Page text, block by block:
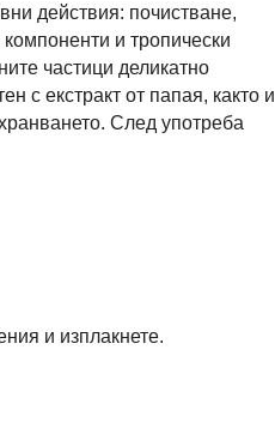
действия: почистване,
и тропически
частици деликатно
с екстракт от папая, както и
След употреба
и изплакнете.